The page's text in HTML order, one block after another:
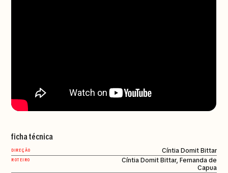
ficha técnica
DIREÇÃO Cíntia Domit Bittar
ROTEIRO
Cíntia Domit Bittar, Fernanda de
Capua